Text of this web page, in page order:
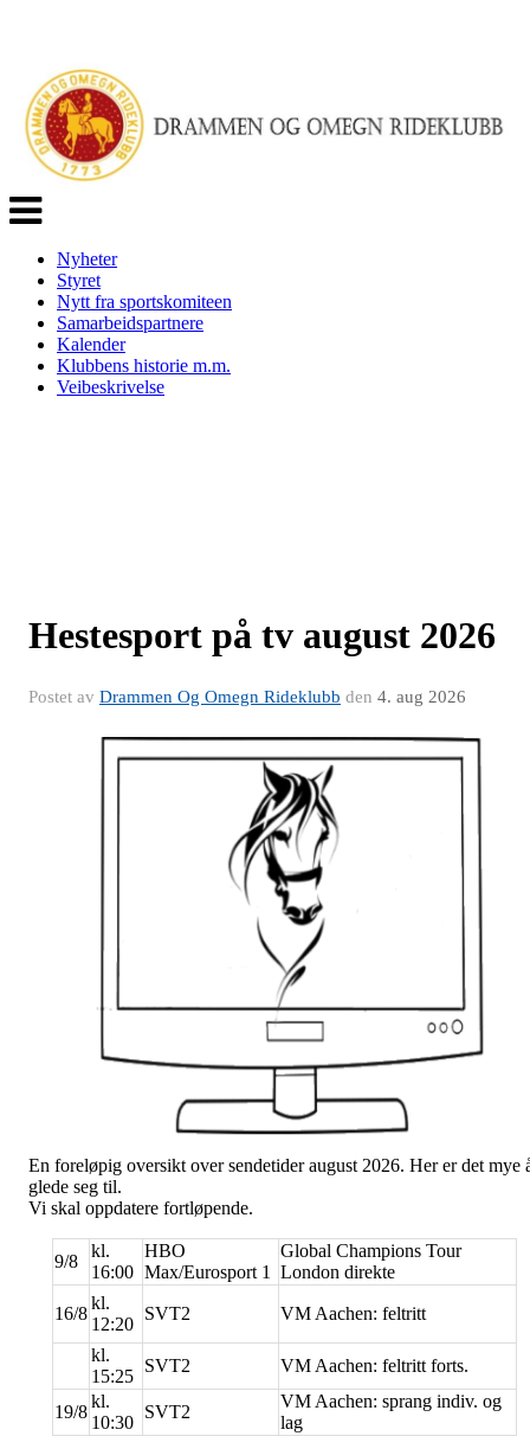
Veksle
navigasjon
Nyheter
Styret
Nytt fra sportskomiteen
Samarbeidspartnere
Kalender
Klubbens historie m.m.
Veibeskrivelse
Hestesport på tv august 2026
Postet av Drammen Og Omegn Rideklubb den 4. aug 2026
En foreløpig oversikt over sendetider august 2026. Her er det mye
glede seg til.
Vi skal oppdatere fortløpende.
9/8
kl.
16:00
HBO
Max/Eurosport 1
Global Champions Tour
London direkte
16/8
kl.
12:20
SVT2 VM Aachen: feltritt
kl.
15:25
SVT2 VM Aachen: feltritt forts.
19/8
kl.
10:30
SVT2
VM Aachen: sprang indiv. og
lag